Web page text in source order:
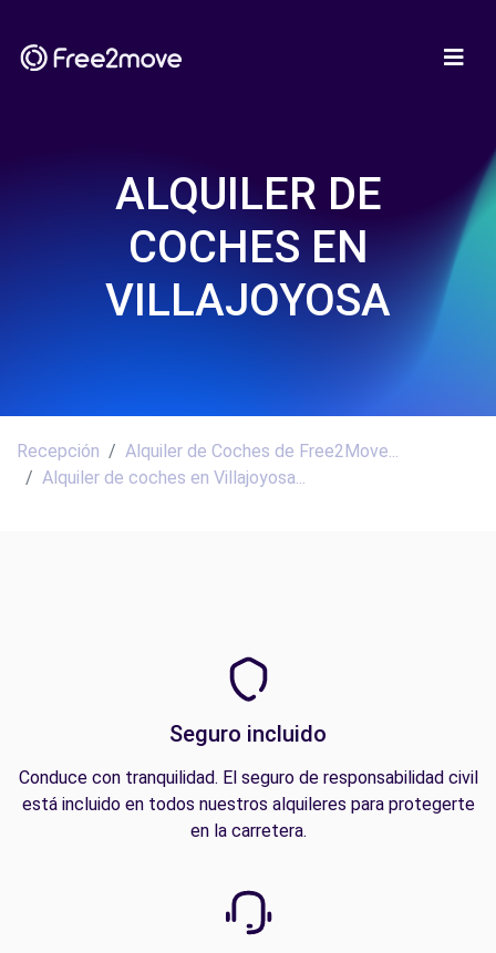
ALQUILER DE
COCHES EN
VILLAJOYOSA
Recepción
Alquiler de Coches de Free2Move...
Alquiler de coches en Villajoyosa...
Seguro incluido
Conduce con tranquilidad. El seguro de responsabilidad civil
está incluido en todos nuestros alquileres para protegerte
en la carretera.